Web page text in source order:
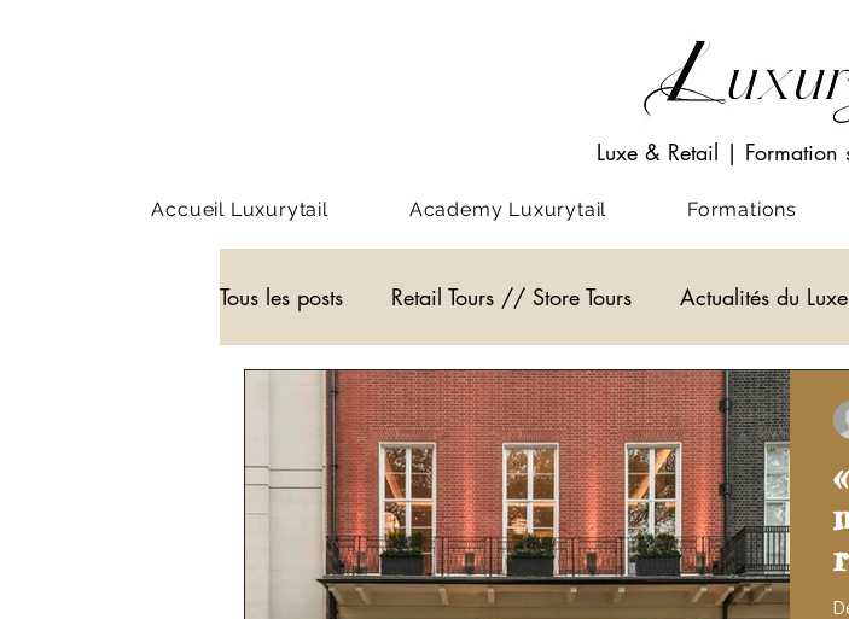
Luxe & Retail | Formation
Accueil Luxurytail Academy Luxurytail Formations
Tous les posts Retail Tours // Store Tours Actualités du Luxe
Webinar - classe virtuelle Visio-conférences Musées -
WEB3 Podcast Actualités du Luxe actualité du